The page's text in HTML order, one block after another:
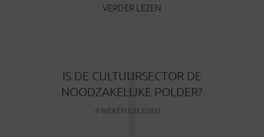
VERDER LEZEN
IS DE CULTUURSECTOR DE
NOODZAKELIJKE POLDER?
4 WEKEN GELEDEN
I